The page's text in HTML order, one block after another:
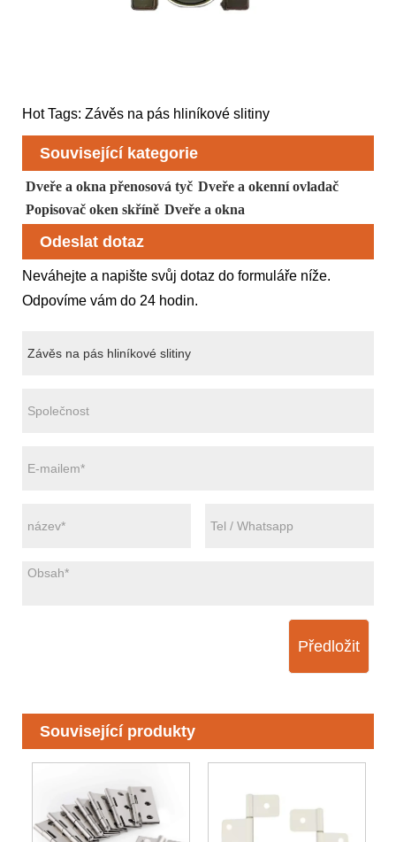
Hot Tags: Závěs na pás hliníkové slitiny
Související kategorie
Dveře a okna přenosová tyč Dveře a okenní ovladač
Popisovač oken skříně Dveře a okna
Odeslat dotaz
Neváhejte a napište svůj dotaz do formuláře níže.
Odpovíme vám do 24 hodin.
Předložit
Související produkty